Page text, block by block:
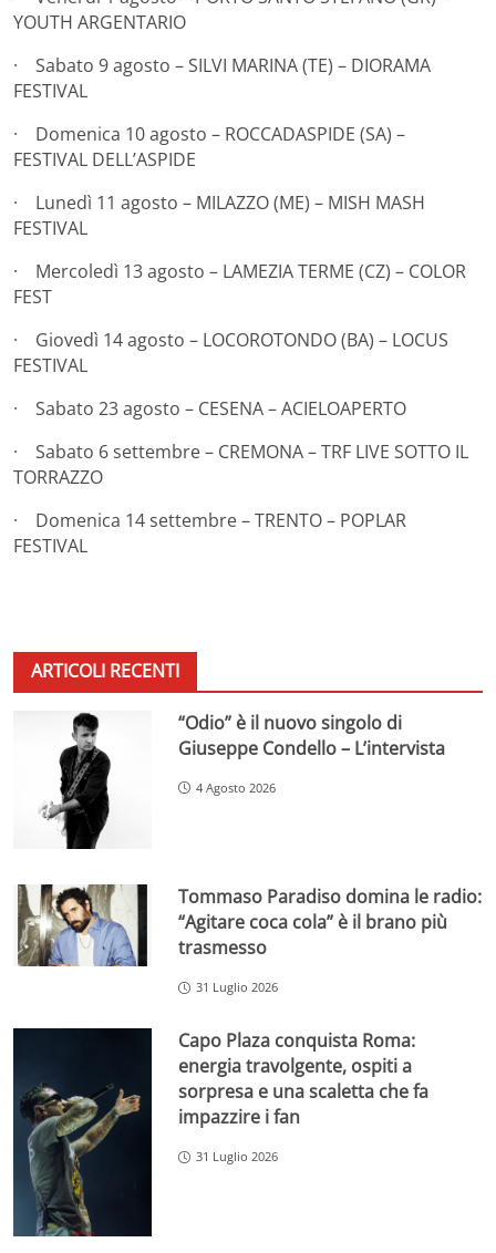
YOUTH ARGENTARIO
· Sabato 9 agosto – SILVI MARINA (TE) – DIORAMA
FESTIVAL
· Domenica 10 agosto – ROCCADASPIDE (SA) –
FESTIVAL DELL’ASPIDE
· Lunedì 11 agosto – MILAZZO (ME) – MISH MASH
FESTIVAL
· Mercoledì 13 agosto – LAMEZIA TERME (CZ) – COLOR
FEST
· Giovedì 14 agosto – LOCOROTONDO (BA) – LOCUS
FESTIVAL
· Sabato 23 agosto – CESENA – ACIELOAPERTO
· Sabato 6 settembre – CREMONA – TRF LIVE SOTTO IL
TORRAZZO
· Domenica 14 settembre – TRENTO – POPLAR
FESTIVAL
ARTICOLI RECENTI
“Odio” è il nuovo singolo di
Giuseppe Condello – L’intervista
4 Agosto 2026
Tommaso Paradiso domina le radio:
“Agitare coca cola” è il brano più
trasmesso
31 Luglio 2026
Capo Plaza conquista Roma:
energia travolgente, ospiti a
sorpresa e una scaletta che fa
impazzire i fan
31 Luglio 2026